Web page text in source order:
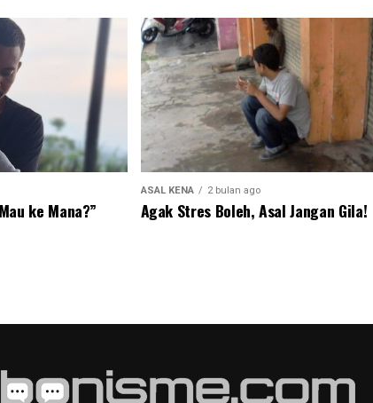
ke Mana?”
ASAL KENA 2 bulan ago
Agak Stres Boleh, Asal Jangan Gila!